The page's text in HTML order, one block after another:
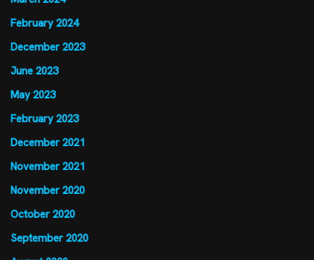
February 2024
December 2023
June 2023
May 2023
February 2023
December 2021
November 2021
November 2020
October 2020
September 2020